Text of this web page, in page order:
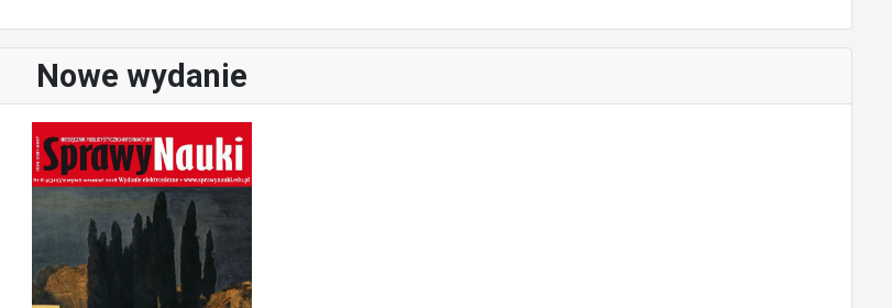
Nowe wydanie